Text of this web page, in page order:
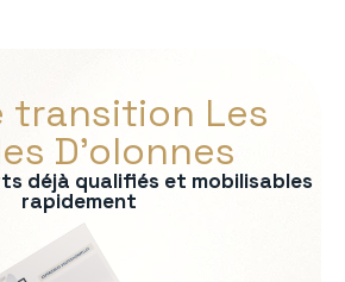
transition Les
D’olonnes
déjà qualifiés et mobilisables
rapidement